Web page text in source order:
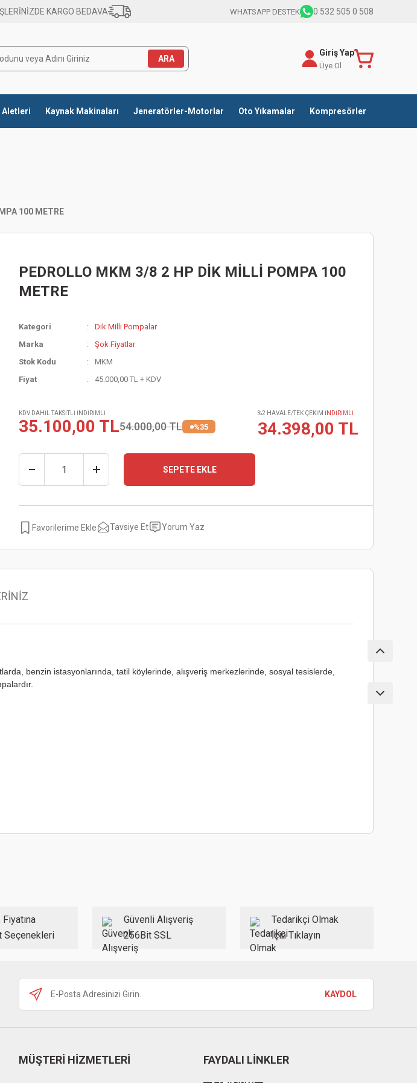
KARGO BEDAVA WHATSAPP DESTEK 0 532 505 0 508
ARA
Giriş Yap
Üye Ol
Aletleri Kaynak Makinaları Jeneratörler-Motorlar Oto Yıkamalar Kompresörler
100 METRE
PEDROLLO MKM 3/8 2 HP DİK MİLLİ POMPA 100
METRE
Kategori
Dik Milli Pompalar
Marka
Şok Fiyatlar
Stok Kodu
MKM
Fiyat
45.000,00 TL + KDV
KDV DAHİL TAKSİTLİ İNDİRİMLİ
35.100,00 TL54.000,00 TL %35
%2 HAVALE/TEK ÇEKİM İNDİRİMLİ
34.398,00 TL
SEPETE EKLE
Tavsiye Et Yorum Yaz
benzin istasyonlarında, tatil köylerinde, alışveriş merkezlerinde, sosyal tesislerde,
Seçenekleri
Güvenli Alışveriş
256Bit SSL
Tedarikçi Olmak
İçin Tıklayın
KAYDOL
MÜŞTERİ HİZMETLERİ FAYDALI LİNKLER